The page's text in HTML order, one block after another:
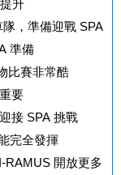
升
，準備迎戰 SPA
準備
比賽非常酷
要
接 SPA 挑戰
完全發揮
RAMUS 開放更多